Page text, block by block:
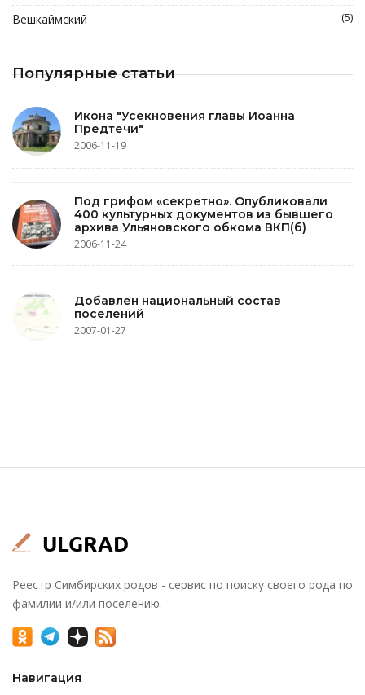
Вешкаймский (5)
Популярные статьи
Икона "Усекновения главы Иоанна
Предтечи"
2006-11-19
Под грифом «секретно». Опубликовали
400 культурных документов из бывшего
архива Ульяновского обкома ВКП(б)
2006-11-24
Добавлен национальный состав
поселений
2007-01-27
Реестр Симбирских родов - сервис по поиску своего рода по
фамилии и/или поселению.
Навигация